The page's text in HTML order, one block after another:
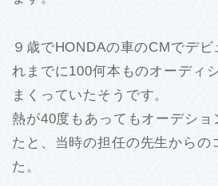
９歳でHONDAの車のCMでデ
れまでに100何本ものオーディ
まくっていたそうです。
熱が40度もあってもオーデショ
たと、当時の担任の先生からの
た。